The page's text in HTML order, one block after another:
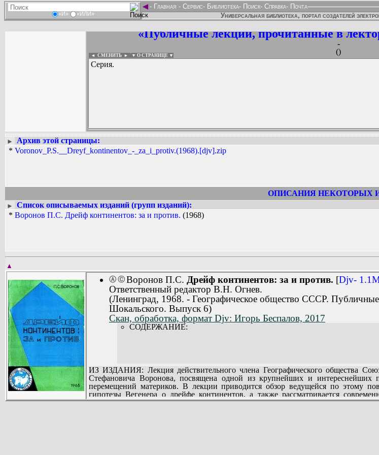
«И» «ИЛИ»
◄- Главная - Сервис- Библиотека- Поиск- Справка- Почта
Универсальная библиотека, портал создателей
«Публичные лекции, прочитанные в
-
()
◄ СМЕНИТЬ ► ▼ О СТРАНИЦЕ ▼
Серия.
Вадим Ершов...
...
►
Архив этой страницы:
* Voronov_P.S.__Dreyf_kontinentov_-_za_i_protiv.(1968).[djv].zip
ОПИСАНИЯ НЕКОТОРЫХ
►
Список описываемых изданий (групп изданий):
* Воронов П.С. Дрейф континентов: за и против. (1968)
▲
Ⓐ Ⓒ Воронов П.С. Дрейф континентов: за и против. [Djv-
Ответственный редактор В.Н. Огнев.
(Ленинград, 1968. - Географическое общество СССР.
Шокальского. Выпуск 6)
Скан, обработка, формат Djv: Игорь Беспалов, 2017
СОДЕРЖАНИЕ:
ИЗ ИЗДАНИЯ: Лекция действительного члена Географического общества
Стефановича Воронова, посвящена одной из крупнейших и интереснейших
перемещений материков. В лекции приводится обзор ведущейся по этому
гипотезы Вегенера о дрейфе континентов, а также рассматривается
совершенствовании которой П.С. Воронов принимает в последние годы активное